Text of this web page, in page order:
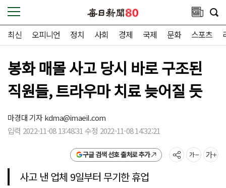
최신 오피니언 정치 사회 경제 국제 문화 스포츠
봉화 매몰 사고 당시 바로 구조된
직원들, 트라우마 치료 늦어질 듯
마경대 기자kdma@imaeil.com
입력 2022-11-08 13:48:31 수정 2022-11-08 14:32:21
구글 검색 선호 출처로 추가
사고 낸 업체 9일부터 무기한 휴업